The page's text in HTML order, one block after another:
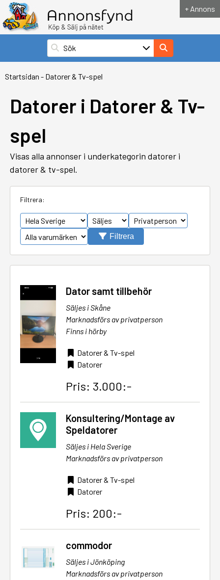
+ Annons
Startsidan - Datorer & Tv-spel
Datorer i Datorer & Tv-
spel
Visas alla annonser i underkategorin datorer i
datorer & tv-spel.
Filtrera:
Filtrera
Dator samt tillbehör
Säljes i Skåne
Marknadsförs av privatperson
Finns i hörby
Datorer & Tv-spel
Datorer
Pris: 3.000:-
Konsultering/Montage av
Speldatorer
Säljes i Hela Sverige
Marknadsförs av privatperson
Datorer & Tv-spel
Datorer
Pris: 200:-
commodor
Säljes i Jönköping
Marknadsförs av privatperson